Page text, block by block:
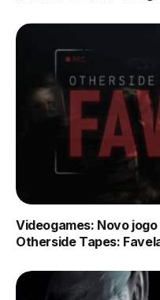
Videogames: Novo
Otherside Tapes: